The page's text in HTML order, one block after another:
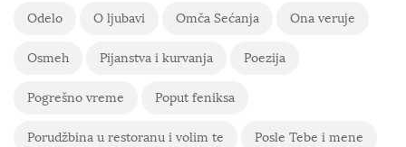
Odelo O ljubavi Omča Sećanja Ona veruje
Osmeh Pijanstva i kurvanja Poezija
Pogrešno vreme Poput feniksa
Porudžbina u restoranu i volim te Posle Tebe i mene